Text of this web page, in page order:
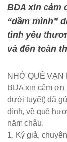
BDA xin cảm
“dầm mình”
tình yêu
và đến toàn
NHỚ QUÊ VẠN
BDA xin cảm ơn
dưới tuyết) đã
đình, về quê
năm châu.
1. Ký giả,